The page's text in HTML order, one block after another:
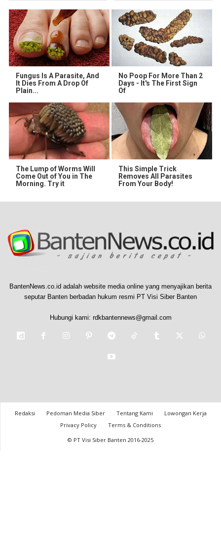
Fungus Is A Parasite, And
It Dies From A Drop Of
Plain...
No Poop For More Than 2
Days - It's The First Sign
Of
The Lump of Worms Will
Come Out of You in The
Morning. Try it
This Simple Trick
Removes All Parasites
From Your Body!
BantenNews.co.id adalah website media online yang menyajikan berita
seputar Banten berbadan hukum resmi PT Visi Siber Banten
Hubungi kami: rdkbantennews@gmail.com
Redaksi Pedoman Media Siber Tentang Kami
Lowongan Kerja
Privacy Policy
Terms & Conditions
© PT Visi Siber Banten 2016-2025